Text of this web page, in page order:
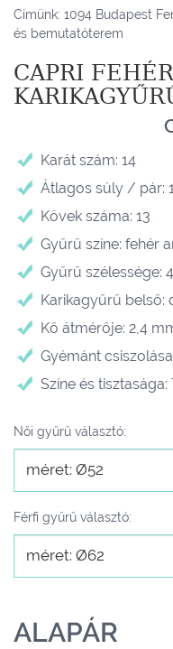
Címünk: 1094 Budapest
és bemutatóterem
CAPRI
Karát szám: 14
Átlagos súly / pár:
Kövek száma: 13
Gyűrű színe: fehér
Gyűrű szélessége:
Karikagyűrű belső:
Kő átmérője: 2,4
Gyémánt
Színe és tisztasága:
Női gyűrű választó:
méret: Ø52
Férfi gyűrű választó:
méret: Ø62
ALAPÁR